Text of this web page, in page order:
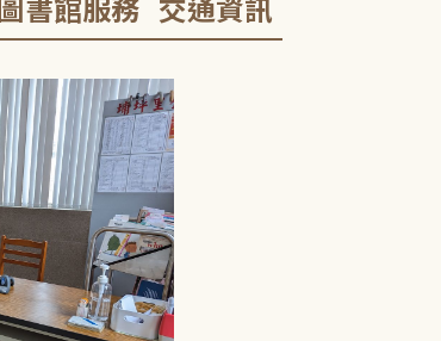
圖書館服務 交通資訊